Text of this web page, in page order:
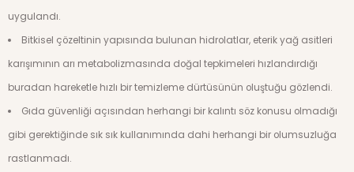
uygulandı.
Bitkisel çözeltinin yapısında bulunan hidrolatlar, eterik yağ asitleri
karışımının arı metabolizmasında doğal tepkimeleri hızlandırdığı
buradan hareketle hızlı bir temizleme dürtüsünün oluştuğu gözlendi.
Gıda güvenliği açısından herhangi bir kalıntı söz konusu olmadığı
gibi gerektiğinde sık sık kullanımında dahi herhangi bir olumsuzluğa
rastlanmadı.